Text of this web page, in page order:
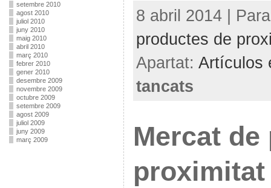
setembre 2010
agost 2010
juliol 2010
juny 2010
maig 2010
abril 2010
març 2010
febrer 2010
gener 2010
desembre 2009
novembre 2009
octubre 2009
setembre 2009
agost 2009
juliol 2009
juny 2009
març 2009
8 abril 2014 |
productes de
Apartat: Artículos
tancats
Mercat
proximitat